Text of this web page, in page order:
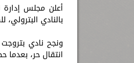
أعلن مجلس إدارة
بالنادي
ونجح نادي
انتقال حر،